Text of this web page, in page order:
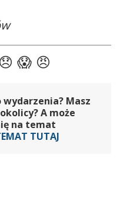
wydarzenia? Masz
A może
na temat
TUTAJ